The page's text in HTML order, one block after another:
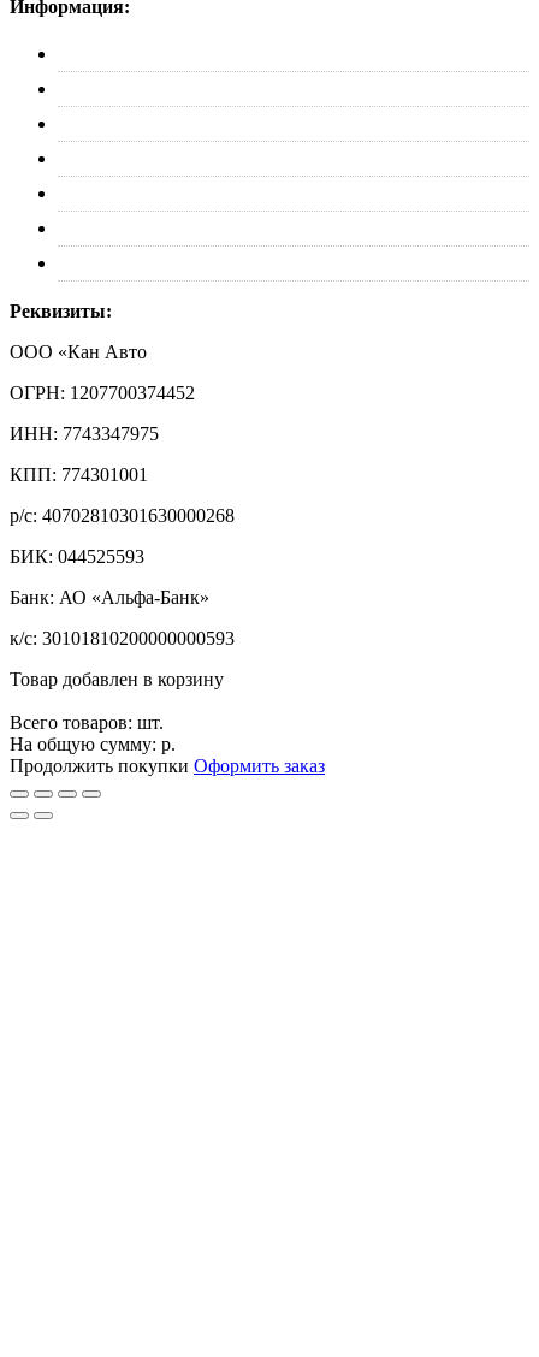
Информация:
Реквизиты:
ООО «Кан Авто
ОГРН: 1207700374452
ИНН: 7743347975
КПП: 774301001
р/с: 40702810301630000268
БИК: 044525593
Банк: АО «Альфа-Банк»
к/с: 30101810200000000593
Товар добавлен в корзину
Всего товаров: шт.
На общую сумму: р.
Продолжить покупки Оформить заказ